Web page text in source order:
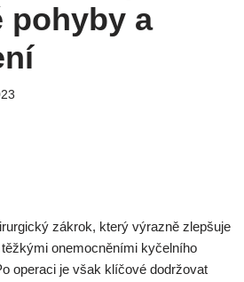
pohyby a
zákrok, který výrazně zlepšuje
onemocněními kyčelního
operaci je však klíčové dodržovat